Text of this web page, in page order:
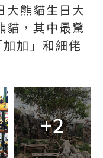
大熊貓生日大
貓，其中最驚
加」和細佬
+2